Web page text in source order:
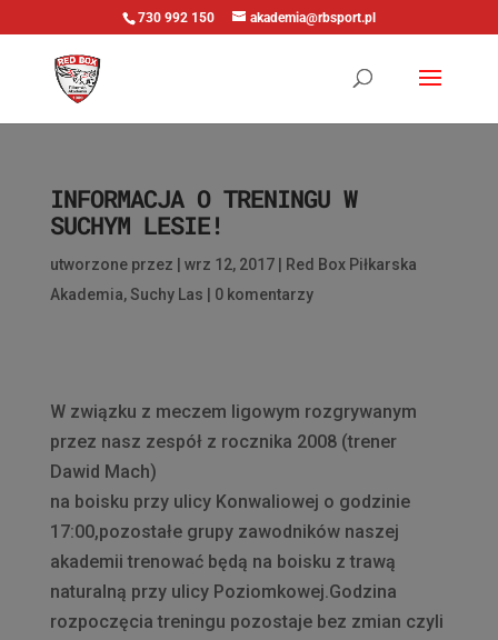
730 992 150 akademia@rbsport.pl
INFORMACJA O TRENINGU W
SUCHYM LESIE!
utworzone przez wrz 12, 2017|
Red Box Piłkarska
Akademia,Suchy Las 0 komentarzy
W związku z meczem ligowym rozgrywanym
przez nasz zespół z rocznika 2008 (trener
Dawid Mach)
na boisku przy ulicy Konwaliowej o godzinie
17:00,pozostałe grupy zawodników naszej
akademii trenować będą na boisku z trawą
naturalną przy ulicy Poziomkowej.Godzina
rozpoczęcia treningu pozostaje bez zmian czyli